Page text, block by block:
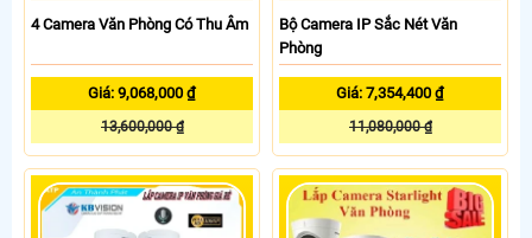
4 Camera Văn Phòng Có Thu Âm
Giá: 9,068,000 ₫
13,600,000 ₫
Bộ Camera IP Sắc Nét Văn
Phòng
Giá: 7,354,400 ₫
11,080,000 ₫